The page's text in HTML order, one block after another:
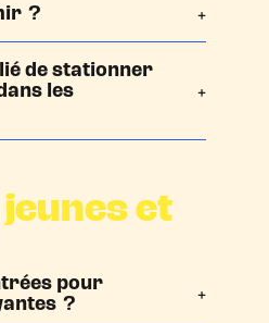
?
de stationner
les
et
pour
?